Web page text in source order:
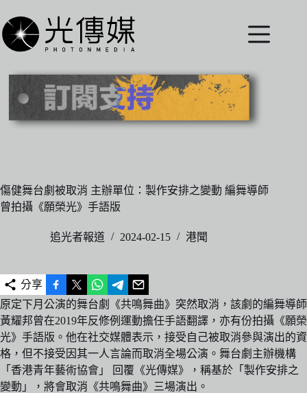
至
主
內
傷健舞台劇被取消 主辦單位：製作安排之變動 編舞導師
曾拍攝《願榮光》手語版
追光者報道 2024-02-15 港聞
分享
原定下月公演的舞台劇《共鳴舞曲》突然取消，該劇的編舞導師
黃耀邦曾在2019年反修例運動擔任手語翻譯，亦有份拍攝《願榮
光》手語版。他在社交媒體表示，接受自己被取消參與演出的資
格，但不接受因其一人言論而取消全場公演。舞台劇主辦機構
「香港青年藝術協會」 回覆《光傳媒》，稱基於「製作安排之
變動」，將會取消《共鳴舞曲》三場演出。